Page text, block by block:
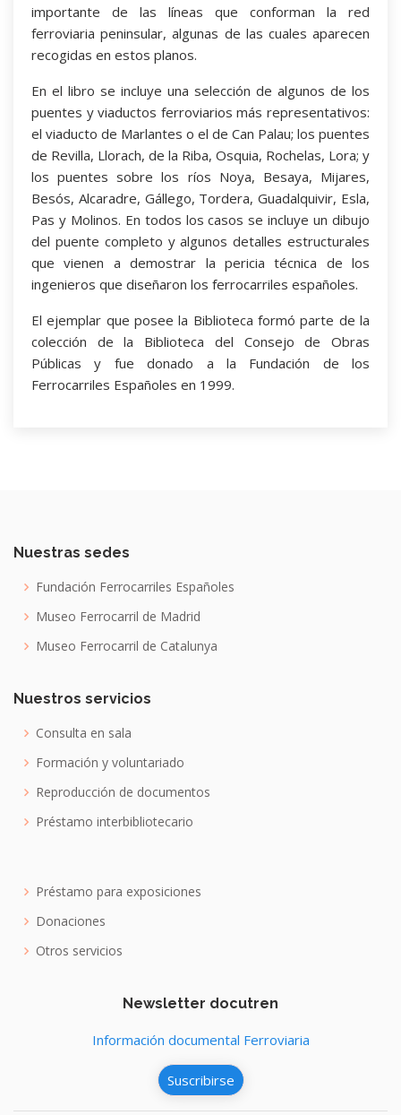
importante de las líneas que conforman la red
ferroviaria peninsular, algunas de las cuales aparecen
recogidas en estos planos.
En el libro se incluye una selección de algunos de los
puentes y viaductos ferroviarios más representativos:
el viaducto de Marlantes o el de Can Palau; los puentes
de Revilla, Llorach, de la Riba, Osquia, Rochelas, Lora; y
los puentes sobre los ríos Noya, Besaya, Mijares,
Besós, Alcaradre, Gállego, Tordera, Guadalquivir, Esla,
Pas y Molinos. En todos los casos se incluye un dibujo
del puente completo y algunos detalles estructurales
que vienen a demostrar la pericia técnica de los
ingenieros que diseñaron los ferrocarriles españoles.
El ejemplar que posee la Biblioteca formó parte de la
colección de la Biblioteca del Consejo de Obras
Públicas y fue donado a la Fundación de los
Ferrocarriles Españoles en 1999.
Nuestras sedes
Fundación Ferrocarriles Españoles
Museo Ferrocarril de Madrid
Museo Ferrocarril de Catalunya
Nuestros servicios
Consulta en sala
Formación y voluntariado
Reproducción de documentos
Préstamo interbibliotecario
Préstamo para exposiciones
Donaciones
Otros servicios
Newsletter docutren
Información documental Ferroviaria
Suscribirse